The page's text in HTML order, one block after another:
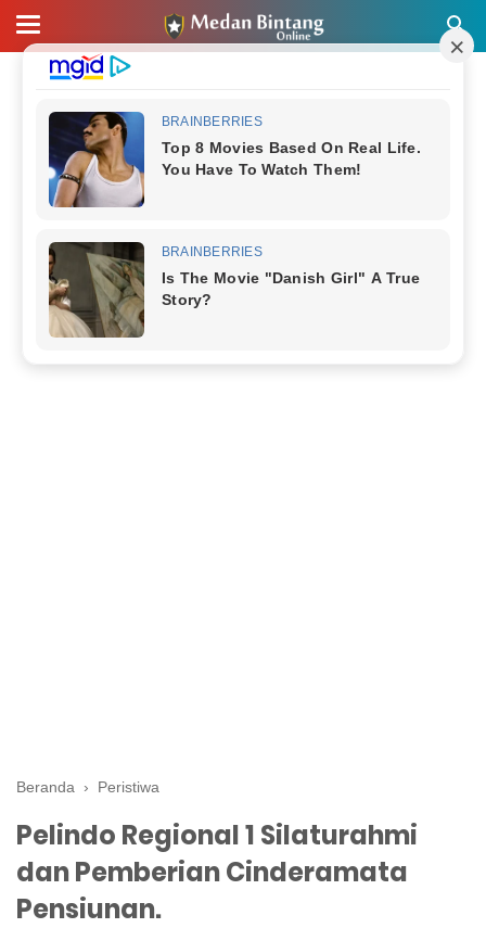
Beranda › Peristiwa
Pelindo Regional 1 Silaturahmi
dan Pemberian Cinderamata
Pensiunan.